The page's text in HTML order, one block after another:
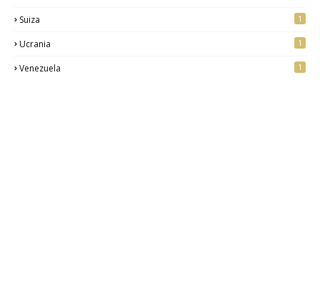
Suiza
1
Ucrania 1
Venezuela 1